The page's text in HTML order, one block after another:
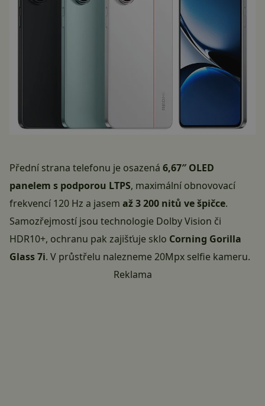
Přední strana telefonu je osazená 6,67″ OLED
panelem s podporou LTPS, maximální obnovovací
frekvencí 120 Hz a jasem až 3 200 nitů ve špičce.
Samozřejmostí jsou technologie Dolby Vision či
HDR10+, ochranu pak zajišťuje sklo Corning Gorilla
Glass 7i. V průstřelu nalezneme 20Mpx selfie kameru.
Reklama